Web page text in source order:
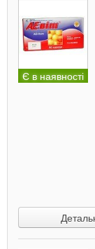
Є в наявності